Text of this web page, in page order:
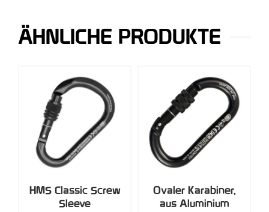
ÄHNLICHE PRODUKTE
HMS Classic Screw
Sleeve
Ovaler Karabiner,
aus Aluminium